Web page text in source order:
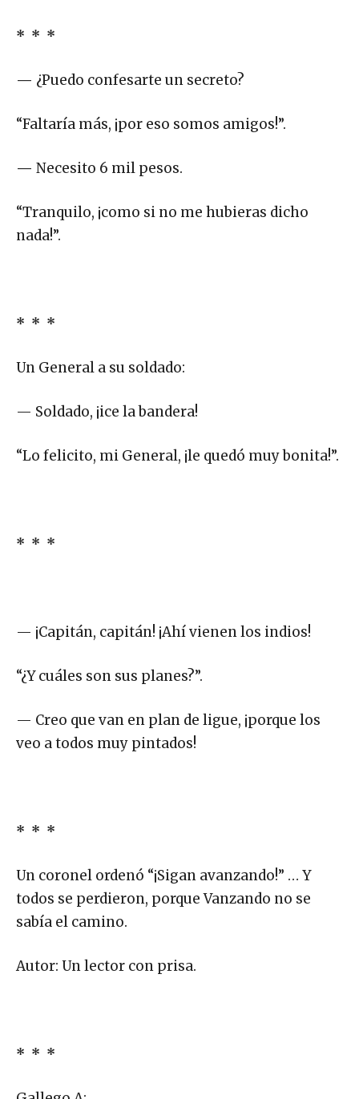
* * *
— ¿Puedo confesarte un secreto?
“Faltaría más, ¡por eso somos amigos!”.
— Necesito 6 mil pesos.
“Tranquilo, ¡como si no me hubieras dicho
nada!”.
* * *
Un General a su soldado:
— Soldado, ¡ice la bandera!
“Lo felicito, mi General, ¡le quedó muy bonita!”.
* * *
— ¡Capitán, capitán! ¡Ahí vienen los indios!
“¿Y cuáles son sus planes?”.
— Creo que van en plan de ligue, ¡porque los
veo a todos muy pintados!
* * *
Un coronel ordenó “¡Sigan avanzando!” … Y
todos se perdieron, porque Vanzando no se
sabía el camino.
Autor: Un lector con prisa.
* * *